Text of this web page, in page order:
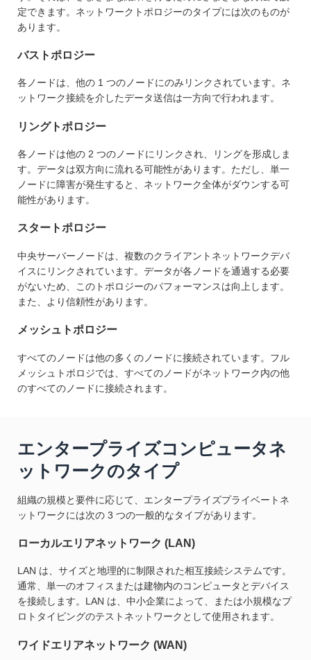
定できます。ネットワークトポロジーのタイプには次のものが
あります。
バストポロジー
各ノードは、他の 1 つのノードにのみリンクされています。ネ
ットワーク接続を介したデータ送信は一方向で行われます。
リングトポロジー
各ノードは他の 2 つのノードにリンクされ、リングを形成しま
す。データは双方向に流れる可能性があります。ただし、単一
ノードに障害が発生すると、ネットワーク全体がダウンする可
能性があります。
スタートポロジー
中央サーバーノードは、複数のクライアントネットワークデバ
イスにリンクされています。データが各ノードを通過する必要
がないため、このトポロジーのパフォーマンスは向上します。
また、より信頼性があります。
メッシュトポロジー
すべてのノードは他の多くのノードに接続されています。フル
メッシュトポロジでは、すべてのノードがネットワーク内の他
のすべてのノードに接続されます。
エンタープライズコンピュータネ
ットワークのタイプ
組織の規模と要件に応じて、エンタープライズプライベートネ
ットワークには次の 3 つの一般的なタイプがあります。
ローカルエリアネットワーク (LAN)
LAN は、サイズと地理的に制限された相互接続システムです。
通常、単一のオフィスまたは建物内のコンピュータとデバイス
を接続します。LAN は、中小企業によって、または小規模なプ
ロトタイピングのテストネットワークとして使用されます。
ワイドエリアネットワーク (WAN)